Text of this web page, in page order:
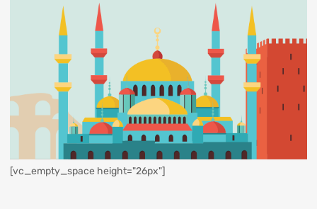
[vc_empty_space height="26px"]